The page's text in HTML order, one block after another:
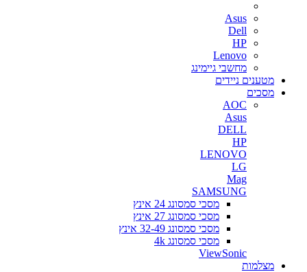
Asus
Dell
HP
Lenovo
מחשבי גיימינג
מטענים ניידים
מסכים
AOC
Asus
DELL
HP
LENOVO
LG
Mag
SAMSUNG
מסכי סמסונג 24 אינץ
מסכי סמסונג 27 אינץ
מסכי סמסונג 32-49 אינץ
מסכי סמסונג 4k
ViewSonic
מצלמות